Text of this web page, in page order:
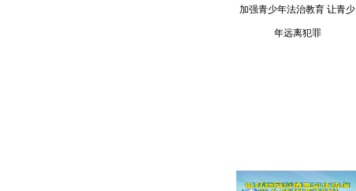
加强青少年法治教育 让青少
年远离犯罪